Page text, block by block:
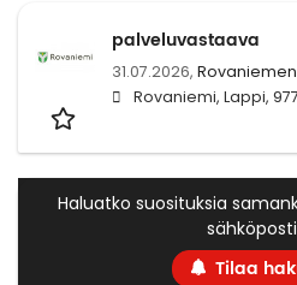
palveluvastaava
31.07.2026,
Rovaniemi, Lappi,
Haluatko suosituksia
Tilaa